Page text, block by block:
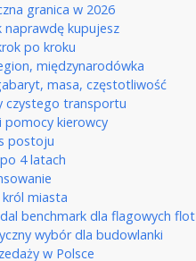
granica w 2026
kupujesz
po kroku
międzynarodówka
masa, częstotliwość
czystego transportu
pomocy kierowcy
postoju
4 latach
miasta
benchmark dla flagowych flot
wybór dla budowlanki
w Polsce